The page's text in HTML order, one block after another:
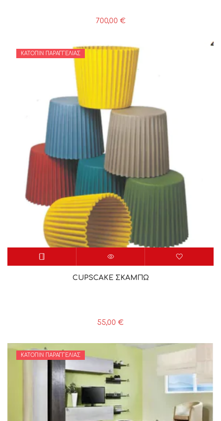
700,00 €
ΚΑΤΌΠΙΝ ΠΑΡΑΓΓΕΛΊΑΣ
CUPSCAKE ΣΚΑΜΠΩ
55,00 €
ΚΑΤΌΠΙΝ ΠΑΡΑΓΓΕΛΊΑΣ